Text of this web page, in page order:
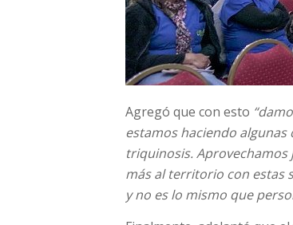
Agregó que con esto
estamos haciendo
triquinosis.
más al territorio con estas
y no es lo mismo que